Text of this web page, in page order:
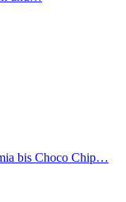
bis Choco Chip…